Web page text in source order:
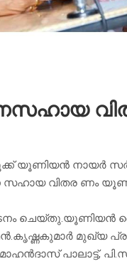
യൂണിയൻ നായർ
വിതര ണം
ചെയ്തു.യൂണിയൻ
മുഖ്യ
പാലാട്ട്,